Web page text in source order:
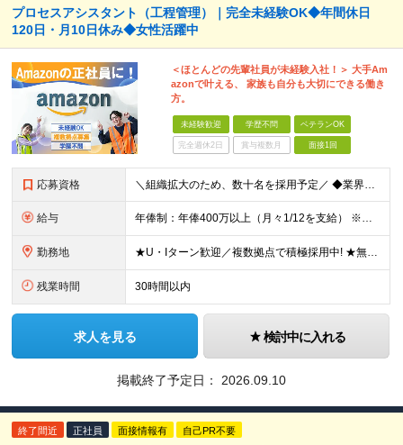
プロセスアシスタント（工程管理）｜完全未経験OK◆年間休日
120日・月10日休み◆女性活躍中
＜ほとんどの先輩社員が未経験入社！＞ 大手Am
azonで叶える、 家族も自分も大切にできる働き
方。
未経験歓迎 学歴不問 ベテランOK
完全週休2日 賞与複数月 面接1回
応募資格 ＼組織拡大のため、数十名を採用予定／ ◆業界・職種未経験OK ◆学歴不問 【こんな方にピッタリ！】 ・大手Amazonジャパンの正社員として、腰を据えて働きたい方 ・未経験から新しいキャリアを築きた
給与 年俸制：年俸400万以上（月々1/12を支給） ※時間外手当、深夜勤務手当は勤務時間に応じて、別途全額支給 ※経験・能力の考慮あり ※試用期間3ヵ月（期間中の待遇・条件に変更なし）
勤務地 ★U・Iターン歓迎／複数拠点で積極採用中! ★無料シャトルバス利用OK！（一部拠点のみ／詳細はお問い合わせください） 【勤務地は下記からご希望を伺い、配属先を決定します】 ※勤務地の詳細は面接時にご
残業時間 30時間以内
求人を見る 検討中に入れる
掲載終了予定日： 2026.09.10
終了間近 正社員 面接情報有 自己PR不要